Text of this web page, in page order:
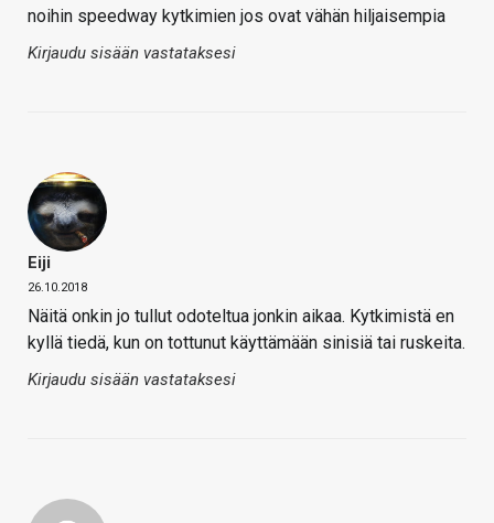
noihin speedway kytkimien jos ovat vähän hiljaisempia
Kirjaudu sisään vastataksesi
Eiji
26.10.2018
Näitä onkin jo tullut odoteltua jonkin aikaa. Kytkimistä en
kyllä tiedä, kun on tottunut käyttämään sinisiä tai ruskeita.
Kirjaudu sisään vastataksesi